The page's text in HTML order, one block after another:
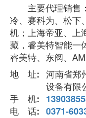
主要代理销售
冷、赛科为、松下
机；上海帝亚、上
藏，睿美特智能一
睿美特、东阀、
地 址: 河南省郑
设备有限
手 机:
电 话: 0371-